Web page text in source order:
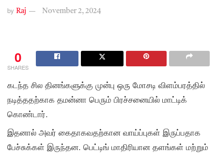
by Raj November 2, 2024
0
SHARES
கடந்த சில தினங்களுக்கு முன்பு ஒரு மோசடி விளம்பரத்தில்
நடித்ததற்காக தமன்னா பெரும் பிரச்சனையில் மாட்டிக்
கொண்டார்.
இதனால் அவர் கைதாகவதற்கான வாய்ப்புகள் இருப்பதாக
பேச்சுக்கள் இருந்தன. பெட்டிங் மாதிரியான தளங்கள் மற்றும்